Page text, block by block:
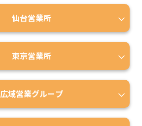
仙台営業所
東京営業所
広域営業グループ